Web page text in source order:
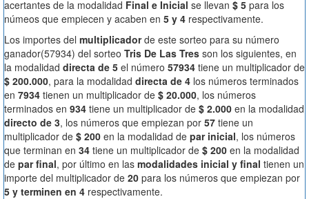
acertantes de la modalidad Final e Inicial se llevan $ 5 para los
númeos que empiecen y acaben en 5 y 4 respectivamente.
Los importes del multiplicadorde este sorteo para su número
ganador(57934) del sorteo Tris De Las Tres son los siguientes, en
la modalidad directa de 5 el número 57934 tiene un multiplicador de
$ 200.000, para la modalidad directa de 4 los números terminados
en 7934 tienen un multiplicador de $ 20.000, los números
terminados en 934 tiene un multiplicador de $ 2.000 en la modalidad
directo de 3, los números que empiezan por 57 tiene un
multiplicador de $ 200 en la modalidad de par inicial, los números
que terminan en 34 tiene un multiplicador de $ 200 en la modalidad
de par final, por último en las modalidades inicial y final tienen un
importe del multiplicador de 20 para los números que empiezan por
5 y terminen en 4 respectivamente.